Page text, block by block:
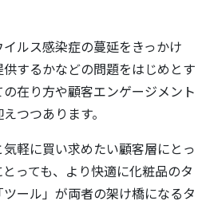
ルス感染症の蔓延をきっかけ
するかなどの問題をはじめとす
在り方や顧客エンゲージメント
つつあります。
軽に買い求めたい顧客層にとっ
っても、より快適に化粧品のタ
ール」が両者の架け橋になるタ